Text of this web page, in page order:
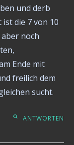
und derb
die 7 von 10
noch
Ende mit
freilich dem
sucht.
ANTWORTEN